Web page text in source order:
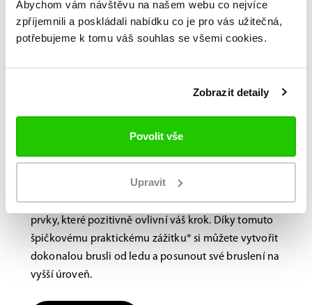
Abychom vám návštěvu na našem webu co nejvíce
zpříjemnili a poskládali nabídku co je pro vás užitečná,
potřebujeme k tomu váš souhlas se všemi cookies.
Zobrazit detaily
Povolit vše
Upravit
Brusle na míru?
Navštivte nás na
prodejně.
výkon, využívá novou, nejmodernější technologii
skenování, která identifikuje jedinečné vlastnosti
vašich nohou a doporučuje různé výkonnostní
prvky, které pozitivně ovlivní váš krok. Díky tomuto
špičkovému praktickému zážitku* si můžete vytvořit
dokonalou brusli od ledu a posunout své bruslení na
vyšší úroveň.